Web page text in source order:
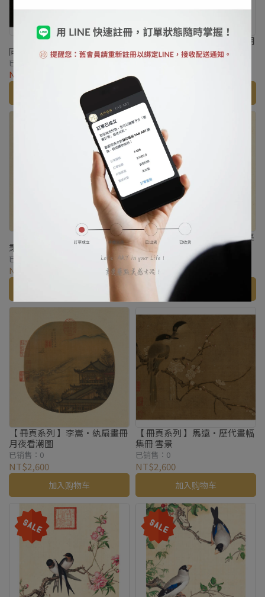
【 冊頁系列 】沈振麟・畫耄耋
同春 菊花貍奴
已销售：0
NT$1,680
加入购物车
【 冊頁系列 】宋徽宗・宋元明
人合璧 茶花綬鳥
NT$2,600
【 冊頁系列 】馬麟・紈扇畫冊
秉燭夜遊圖
已销售：0
NT$2,600
【 冊頁系列 】馮大有・宋元集
繪 太液荷風
已销售：0
NT$2,600
加入购物车
【 冊頁系列 】李嵩・紈扇畫冊
月夜看潮圖
已销售：0
NT$2,600
加入购物车
【 冊頁系列 】馬遠・歷代畫幅
集冊 雪景
已销售：0
NT$2,600
加入购物车